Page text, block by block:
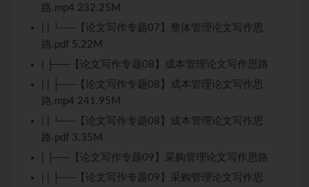
路.mp4 232.25M
| | └──【论文写作专题07】整体管理论文写作思
路.pdf 5.22M
| ├──【论文写作专题08】成本管理论文写作思路
| | ├──【论文写作专题08】成本管理论文写作思
路.mp4 241.95M
| | └──【论文写作专题08】成本管理论文写作思
路.pdf 3.35M
| ├──【论文写作专题09】采购管理论文写作思路
| | ├──【论文写作专题09】采购管理论文写作思